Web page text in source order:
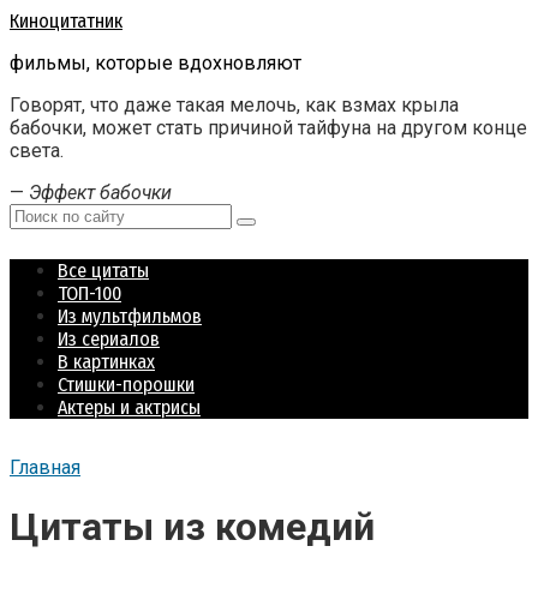
Перейти
контенту
Киноцитатник
фильмы, которые вдохновляют
Говорят, что даже такая мелочь, как взмах крыла
бабочки, может стать причиной тайфуна на другом конце
света.
— Эффект бабочки
Поиск:
Все цитаты
ТОП-100
Из мультфильмов
Из сериалов
В картинках
Стишки-порошки
Актеры и актрисы
Главная
Цитаты из комедий